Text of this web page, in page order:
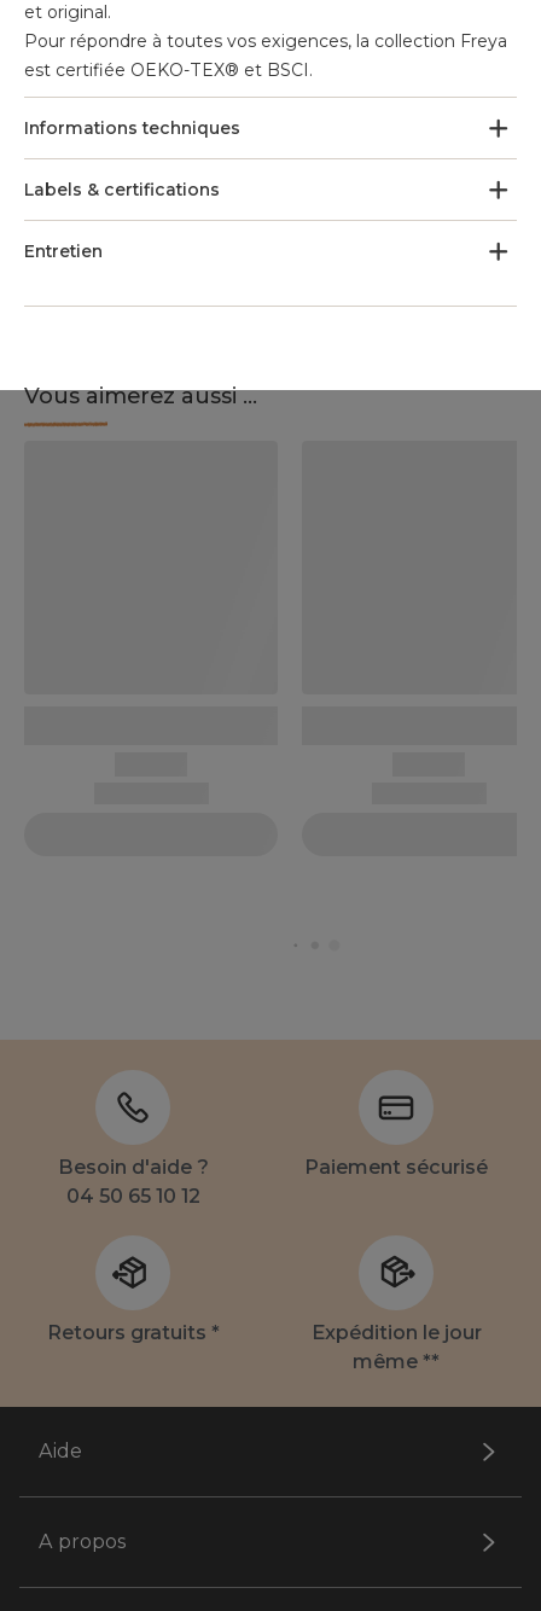
et original.
Pour répondre à toutes vos exigences, la collection Freya
est certifiée OEKO-TEX® et BSCI.
Informations techniques
Labels & certifications
Entretien
Vous aimerez aussi ...
Besoin d'aide ?
04 50 65 10 12
Paiement sécurisé
Retours gratuits *
Expédition le jour
même **
Aide
A propos